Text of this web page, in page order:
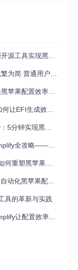
1650 Ti独立显卡
用Intel UHD集成
（如大多数笔记本
能显著延长笔记
定个性化的配置方
配置体系，就像
解决方案。
统会根据硬件特
果EFI效率提升93%？
快速构建方案（5分钟掌握）
配置效率低下难题
？（附5个实战技巧）
果EFI智能生成革命
EFI生成的零代码解决方案
黑苹果配置体验
黑苹果配置方案
具的革新与实践
提升20倍的智能工具